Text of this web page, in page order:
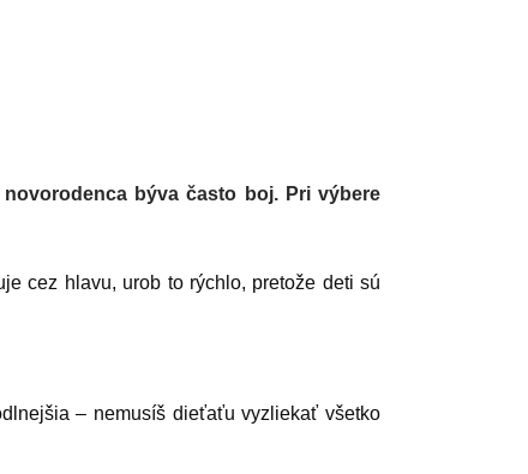
býva často boj. Pri výbere
cez hlavu, urob to rýchlo, pretože deti sú
– nemusíš dieťaťu vyzliekať všetko